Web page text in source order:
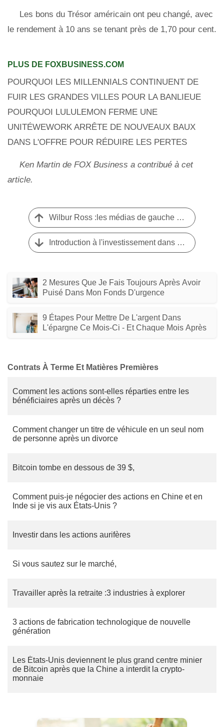
Les bons du Trésor américain ont peu changé, avec
le rendement à 10 ans se tenant près de 1,70 pour cent.
PLUS DE FOXBUSINESS.COM
POURQUOI LES MILLENNIALS CONTINUENT DE
FUIR LES GRANDES VILLES POUR LA BANLIEUE
POURQUOI LULULEMON FERME UNE
UNITÉWEWORK ARRÊTE DE NOUVEAUX BAUX
DANS L'OFFRE POUR RÉDUIRE LES PERTES
Ken Martin de FOX Business a contribué à cet
article.
Wilbur Ross :les médias de gauche tentent de déclencher une récession
Introduction à l'investissement dans les matières premières
2 Mesures Que Je Fais Toujours Après Avoir
Puisé Dans Mon Fonds D'urgence
9 Étapes Pour Mettre De L'argent Dans
L'épargne Ce Mois-Ci - Et Chaque Mois Après
Contrats À Terme Et Matières Premières
Comment les actions sont-elles réparties entre les
bénéficiaires après un décès ?
Comment changer un titre de véhicule en un seul nom
de personne après un divorce
Bitcoin tombe en dessous de 39 $,
Comment puis-je négocier des actions en Chine et en
Inde si je vis aux États-Unis ?
Investir dans les actions aurifères
Si vous sautez sur le marché,
Travailler après la retraite :3 industries à explorer
3 actions de fabrication technologique de nouvelle
génération
Les États-Unis deviennent le plus grand centre minier
de Bitcoin après que la Chine a interdit la crypto-
monnaie